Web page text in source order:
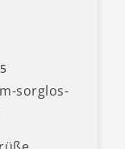
sorglos-